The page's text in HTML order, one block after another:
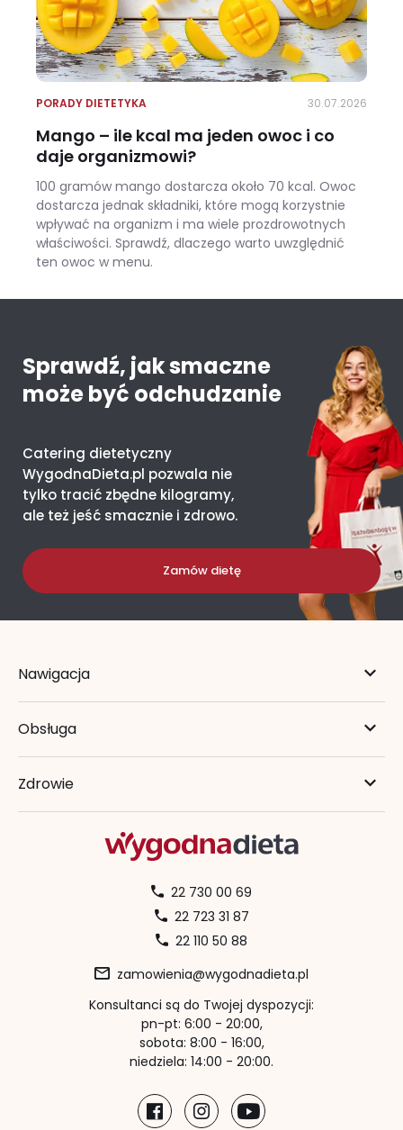
PORADY DIETETYKA 30.07.2026
Mango – ile kcal ma jeden owoc i co
daje organizmowi?
100 gramów mango dostarcza około 70 kcal. Owoc
dostarcza jednak składniki, które mogą korzystnie
wpływać na organizm i ma wiele prozdrowotnych
właściwości. Sprawdź, dlaczego warto uwzględnić
ten owoc w menu.
Sprawdź, jak smaczne
może być odchudzanie
Catering dietetyczny
WygodnaDieta.pl pozwala nie
tylko tracić zbędne kilogramy,
ale też jeść smacznie i zdrowo.
Zamów dietę
Nawigacja
Obsługa
Zdrowie
22 730 00 69
22 723 31 87
22 110 50 88
zamowienia@wygodnadieta.pl
Konsultanci są do Twojej dyspozycji:
pn-pt: 6:00 - 20:00,
sobota: 8:00 - 16:00,
niedziela: 14:00 - 20:00.